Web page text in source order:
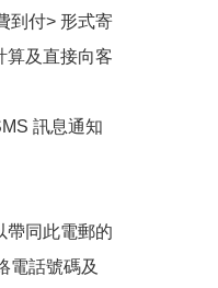
到付> 形式寄
算及直接向客
訊息通知
帶同此電郵的
電話號碼及